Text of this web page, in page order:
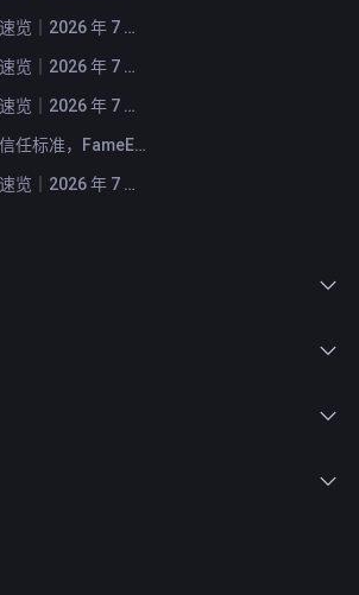
FameEX 今日新闻速览｜2026 年 7 月 31 日
FameEX 今日新闻速览｜2026 年 7 月 30 日
FameEX 今日新闻速览｜2026 年 7 月 29 日
市场重塑交易平台信任标准，FameEX 以八年稳健运营持续服务全球用户
FameEX 今日新闻速览｜2026 年 7 月 28 日